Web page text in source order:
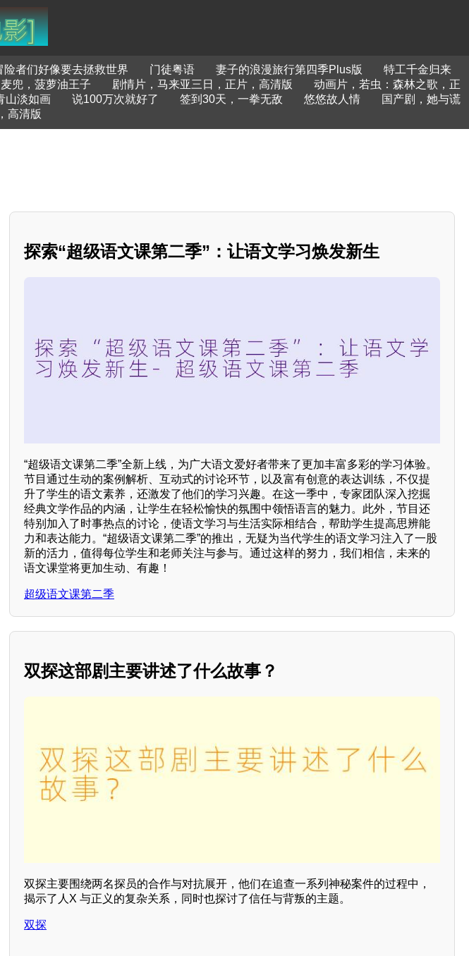
险者们好像要去拯救世界 门徒粤语 妻子的浪漫旅行第四季Plus版
特工千金归来
麦兜，菠萝油王子 剧情片，马来亚三日，正片，高清版
动画片，若虫：森林之歌，正
山淡如画 说100万次就好了 签到30天，一拳无敌 悠悠故人情
国产剧，她与谎
高清版
探索“超级语文课第二季”：让语文学习焕发新生
“超级语文课第二季”全新上线，为广大语文爱好者带来了更加丰富多彩的学习体验。
节目通过生动的案例解析、互动式的讨论环节，以及富有创意的表达训练，不仅提
升了学生的语文素养，还激发了他们的学习兴趣。在这一季中，专家团队深入挖掘
经典文学作品的内涵，让学生在轻松愉快的氛围中领悟语言的魅力。此外，节目还
特别加入了时事热点的讨论，使语文学习与生活实际相结合，帮助学生提高思辨能
力和表达能力。“超级语文课第二季”的推出，无疑为当代学生的语文学习注入了一股
新的活力，值得每位学生和老师关注与参与。通过这样的努力，我们相信，未来的
语文课堂将更加生动、有趣！
超级语文课第二季
双探这部剧主要讲述了什么故事？
双探主要围绕两名探员的合作与对抗展开，他们在追查一系列神秘案件的过程中，
揭示了人X 与正义的复杂关系，同时也探讨了信任与背叛的主题。
双探